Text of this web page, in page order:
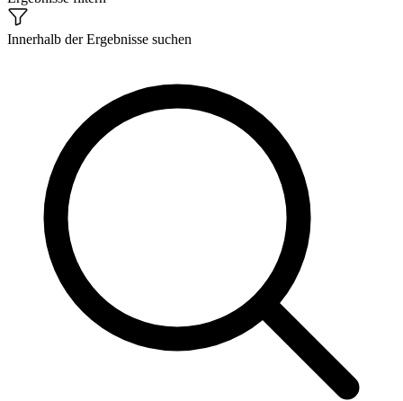
Innerhalb der Ergebnisse suchen